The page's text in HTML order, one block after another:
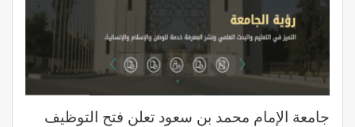
جامعة الإمام محمد بن سعود تعلن فتح التوظيف